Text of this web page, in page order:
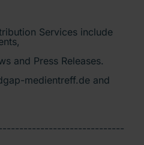
Services include
and Press Releases.
medientreff.de and